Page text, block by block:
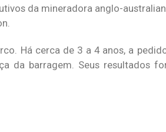
da mineradora anglo-
Há cerca de 3 a 4 anos, a
da barragem. Seus resultados